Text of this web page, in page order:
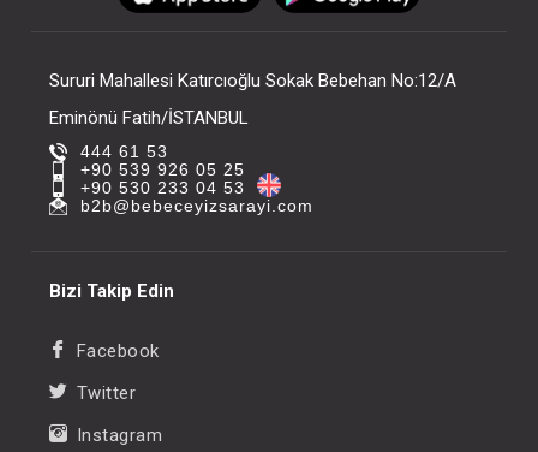
Sururi Mahallesi Katırcıoğlu Sokak Bebehan No:12/A
Eminönü Fatih/İSTANBUL
444 61 53
+90 539 926 05 25
+90 530 233 04 53
b2b@bebeceyizsarayi.com
Bizi Takip Edin
Facebook
Twitter
Instagram